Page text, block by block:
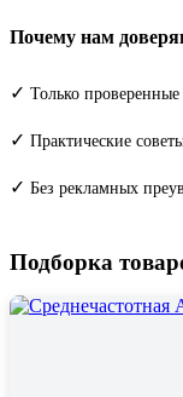
Почему нам
✓ Только проверенные
✓ Практические
✓ Без рекламных
Подборка